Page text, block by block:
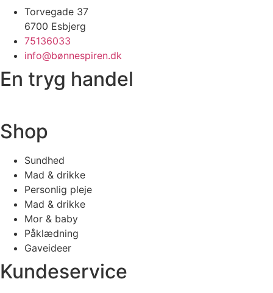
Torvegade 37
6700 Esbjerg
75136033
info@bønnespiren.dk
En tryg handel
Shop
Sundhed
Mad & drikke
Personlig pleje
Mad & drikke
Mor & baby
Påklædning
Gaveideer
Kundeservice